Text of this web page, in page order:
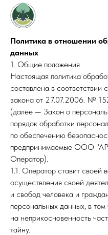
Политика в отношении
данных
1. Общие положения
Настоящая политика
составлена в
закона от 27.07.2006. №
(далее — Закон о
порядок обработки
по обеспечению
предпринимаемые ООО
Оператор).
1.1. Оператор ставит
осуществления своей
и свобод человека и
персональных данных, в
на неприкосновенность
тайну.